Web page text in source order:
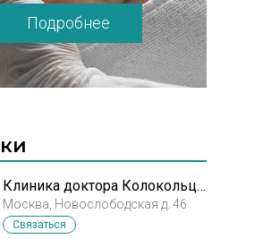
Подробнее
Клиника доктора Колокольцева
Москва, Новослободская д. 46
Связаться